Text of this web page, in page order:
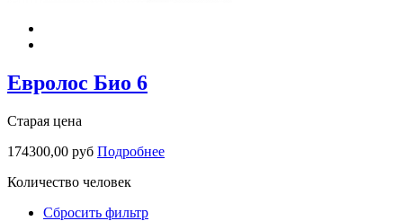
Евролос Био 6
Старая цена
174300,00 руб Подробнее
Количество человек
Сбросить фильтр